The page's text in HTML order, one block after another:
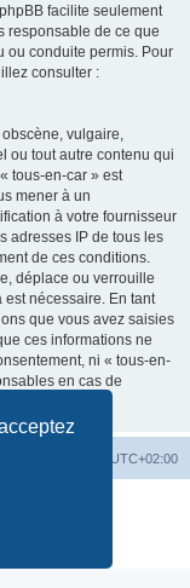
facilite seulement
responsable de ce que
ou conduite permis. Pour
consulter :
vulgaire,
ou tout autre contenu qui
tous-en-car » est
mener à un
à votre fournisseur
adresses IP de tous les
de ces conditions.
déplace ou verrouille
est nécessaire. En tant
que vous avez saisies
ces informations ne
ni « tous-en-
en cas de
UTC+02:00
Limited